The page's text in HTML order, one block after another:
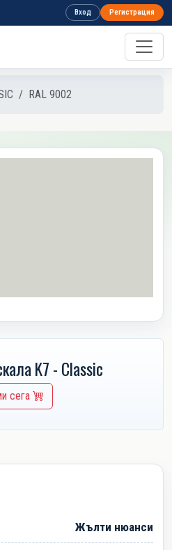
Вход Регистрация
RAL 9002
K7 - Classic
сега
Жълти нюанси